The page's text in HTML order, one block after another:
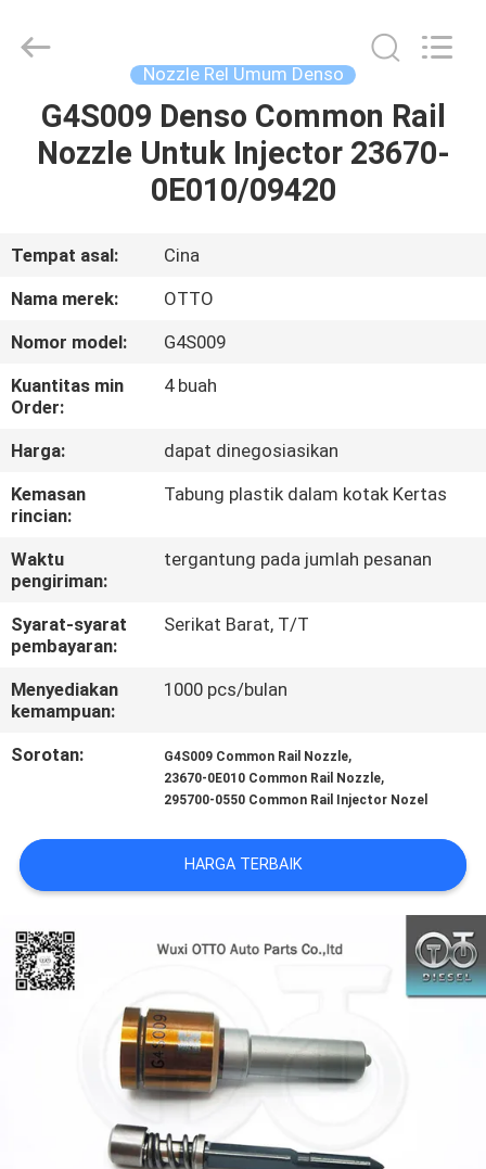
BERANDA
TENTANG
KAMI
TUR
PABRIK
KONTROL
KUALITAS
HUBUNGI
KAMI
BERITA
KASUS
PRIVACY
POLICY
AUTO
PARTS
Reserved.
Nozzle Rel Umum Denso
G4S009 Denso Common Rail
Nozzle Untuk Injector 23670-
0E010/09420
Tempat asal:
Cina
Nama merek:
OTTO
Nomor model:
G4S009
Kuantitas min
Order:
4 buah
Harga:
dapat dinegosiasikan
Kemasan
rincian:
Tabung plastik dalam kotak Kertas
Waktu
pengiriman:
tergantung pada jumlah pesanan
Syarat-syarat
pembayaran:
Serikat Barat, T/T
Menyediakan
kemampuan:
1000 pcs/bulan
Sorotan: G4S009 Common Rail Nozzle,
23670-0E010 Common Rail Nozzle,
295700-0550 Common Rail Injector Nozel
HARGA TERBAIK